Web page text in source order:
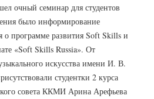
очный семинар для студентов
было информирование
о программе развития Soft Skills и
«Soft Skills Russia». От
искусства имени И. В.
студентки 2 курса
совета ККМИ Арина Арефьева